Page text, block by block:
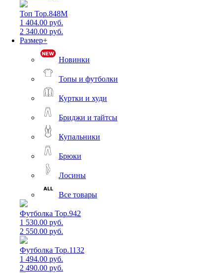
Топ Top.848M
1 404.00 руб.
2 340.00 руб.
Размер+
Новинки
Топы и футболки
Куртки и худи
Бриджи и тайтсы
Купальники
Брюки
Лосины
Все товары
Футболка Top.942
1 530.00 руб.
2 550.00 руб.
Футболка Top.1132
1 494.00 руб.
2 490.00 руб.